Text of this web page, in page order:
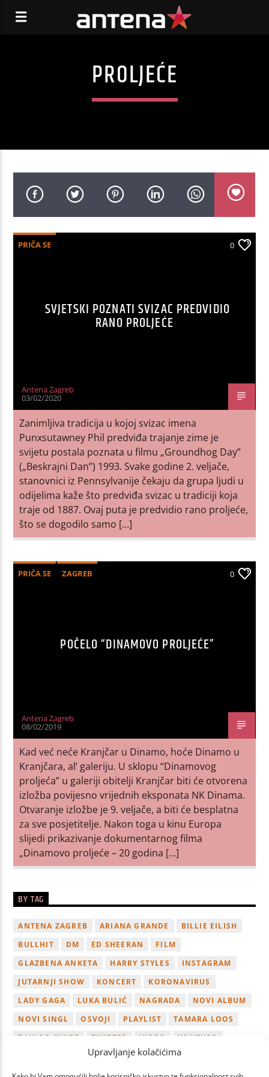
Upravljanje kolačićima
PROLJEĆE
PRIČA SE 0
SVJETSKI POZNATI SVIZAC PREDVIDIO
RANO PROLJEĆE
Antena Zagreb
03/02/2020
Zanimljiva tradicija u kojoj svizac imena
Punxsutawney Phil predviđa trajanje zime je
svijetu postala poznata u filmu „Groundhog Day”
(„Beskrajni Dan”) 1993. Svake godine 2. veljače,
stanovnici iz Pennsylvanije čekaju da grupa ljudi u
odijelima kaže što predviđa svizac u tradiciji koja
traje od 1887. Ovaj puta je predvidio rano proljeće,
što se dogodilo samo […]
PRIČA SE ZAGREB 0
POČELO “DINAMOVO PROLJEĆE”
Antena Zagreb
08/02/2019
Kad već neće Kranjčar u Dinamo, hoće Dinamo u
Kranjčara, al’ galeriju. U sklopu “Dinamovog
proljeća” u galeriji obitelji Kranjčar biti će otvorena
izložba povijesno vrijednih eksponata NK Dinama.
Otvaranje izložbe je 9. veljače, a biti će besplatna
za sve posjetitelje. Nakon toga u kinu Europa
slijedi prikazivanje dokumentarnog filma
„Dinamovo proljeće – 20 godina […]
BY TAG
ANTENA ZAGREB ARIANA GRANDE
BILLIE EILISH
BULLHIT
DM ED SHEERAN
FILM
GLAZBENA ANKETA
HARRY STYLES
INSTAGRAM
JUTARNJI SHOW
KONCERT
KORONAVIRUS
LADY GAGA
LUKA BULIĆ NAGRADA
NOVI ALBUM
NOVI SINGL
OSVOJI PLAYLIST
TAMARA LOOS
TAYLOR SWIFT
TWITTER VIDEO
YOUTUBE